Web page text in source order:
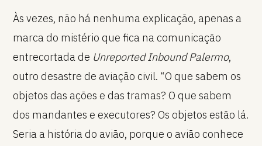
Às vezes, não há nenhuma explicação, apenas a
marca do mistério que fica na comunicação
entrecortada de Unreported Inbound Palermo,
outro desastre de aviação civil. “O que sabem os
objetos das ações e das tramas? O que sabem
dos mandantes e executores? Os objetos estão lá.
Seria a história do avião, porque o avião conhece